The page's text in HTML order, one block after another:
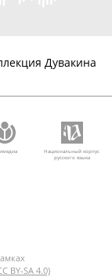
Дувакина
Национальный корпус
русского языка
BY-SA 4.0)